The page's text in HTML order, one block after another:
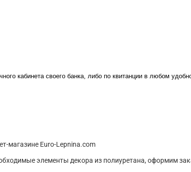
кабинета своего банка, либо по квитанции в любом
магазине Euro-Lepnina.com
элементы декора из полиуретана, оформим